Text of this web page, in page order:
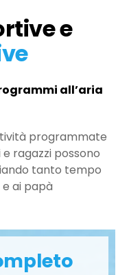
e
all’aria
programmate
ragazzi possono
tanto tempo
ai papà